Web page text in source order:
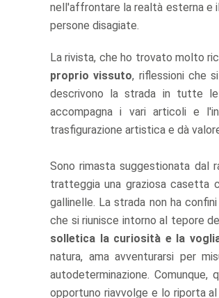
nell'affrontare la realtà esterna e
persone disagiate.
La rivista, che ho trovato molto
proprio vissuto, riflessioni che
descrivono la strada in tutte
accompagna i vari articoli e
trasfigurazione artistica e dà
Sono rimasta suggestionata dal
tratteggia una graziosa casetta
gallinelle. La strada non ha
che si riunisce intorno al tepore
solletica la curiosità e la
natura, ama avventurarsi per
autodeterminazione.
opportuno riavvolge e lo riporta